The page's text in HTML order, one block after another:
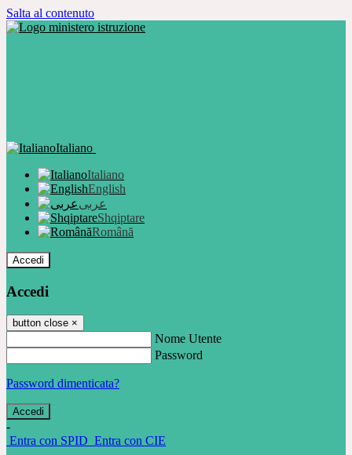
Salta al contenuto
Italiano
Italiano
English
عربى
Shqiptare
Română
Accedi
Accedi
button close ×
Nome Utente
Password
Password dimenticata?
-
Entra con SPID Entra con CIE